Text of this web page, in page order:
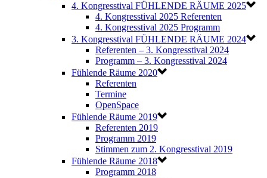
4. Kongresstival FÜHLENDE RÄUME 2025
4. Kongresstival 2025 Referenten
4. Kongresstival 2025 Programm
3. Kongresstival FÜHLENDE RÄUME 2024
Referenten – 3. Kongresstival 2024
Programm – 3. Kongresstival 2024
Fühlende Räume 2020
Referenten
Termine
OpenSpace
Fühlende Räume 2019
Referenten 2019
Programm 2019
Stimmen zum 2. Kongresstival 2019
Fühlende Räume 2018
Programm 2018